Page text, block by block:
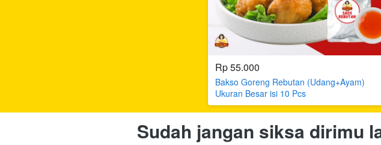
Rp 55.000
Bakso Goreng Rebutan (Udang+Ayam)
Ukuran Besar isi 10 Pcs
Sudah jangan siksa dirimu